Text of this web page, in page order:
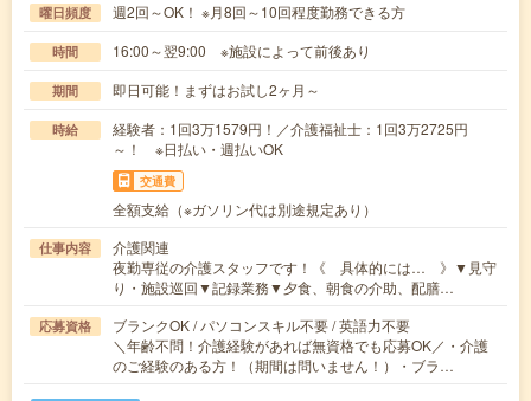
曜日頻度 週2回～OK！ ※月8回～10回程度勤務できる方
時間 16:00～翌9:00 ※施設によって前後あり
期間 即日可能！まずはお試し2ヶ月～
時給
経験者：1回3万1579円！／介護福祉士：1回3万2725円
～！ ※日払い・週払いOK
交通費
全額支給（※ガソリン代は別途規定あり）
仕事内容
介護関連
夜勤専従の介護スタッフです！《 具体的には… 》▼見守
り・施設巡回▼記録業務▼夕食、朝食の介助、配膳…
応募資格
ブランクOK / パソコンスキル不要 / 英語力不要
＼年齢不問！介護経験があれば無資格でも応募OK／・介護
のご経験のある方！（期間は問いません！）・ブラ…